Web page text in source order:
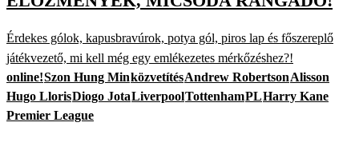
Érdekes gólok, kapusbravúrok, potya gól, piros lap és főszereplő
játékvezető, mi kell még egy emlékezetes mérkőzéshez?!
online!Szon Hung MinközvetítésAndrew RobertsonAlisson
Hugo LlorisDiogo JotaLiverpoolTottenhamPLHarry Kane
Premier League